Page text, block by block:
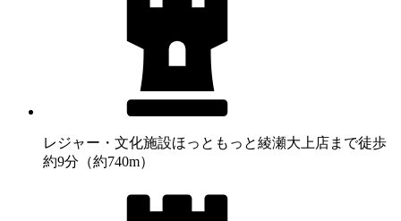
レジャー・文化施設ほっともっと綾瀬大上店まで徒歩
約9分（約740m）